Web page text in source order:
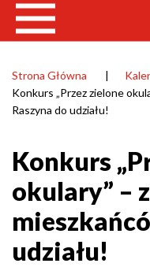
Ścieżka
nawigacyjna
Strona Główna
Konkurs „Przez zielone
Raszyna do udziału!
Konkurs
okulary” –
udziału!